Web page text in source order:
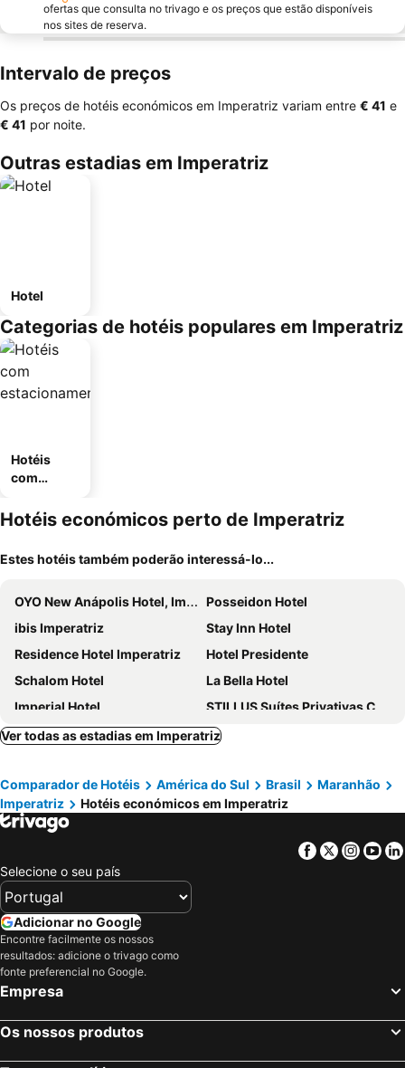
ofertas que consulta no trivago e os preços que estão disponíveis
nos sites de reserva.
Intervalo de preços
Os preços de hotéis económicos em Imperatriz variam entre ‎€ 41 e
‎€ 41 por noite.
Outras estadias em Imperatriz
Hotel
Categorias de hotéis populares em Imperatriz
Hotéis
com
mento
Hotéis económicos perto de Imperatriz
Estes hotéis também poderão interessá-lo...
OYO New Anápolis Hotel, Imperatriz
Posseidon Hotel
ibis Imperatriz
Stay Inn Hotel
Residence Hotel Imperatriz
Hotel Presidente
Schalom Hotel
La Bella Hotel
Imperial Hotel
STILLUS Suítes Privativas Confortáveis em Imperatriz
Borges Hotel
Hotel Manarela
Ver todas as estadias em Imperatriz
Comparador de Hotéis América do Sul Brasil
Maranhão
Imperatriz
Hotéis económicos em Imperatriz
Facebook
Twitter
Selecione o seu país
Adicionar no Google
Encontre facilmente os nossos
resultados: adicione o trivago como
fonte preferencial no Google.
Empresa
Os nossos produtos